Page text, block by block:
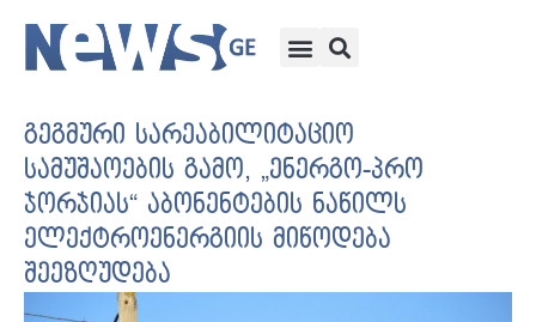
გეგმური სარეაბილიტაციო
სამუშაოების გამო, „ენერგო-პრო
ჯორჯიას“ აბონენტების ნაწილს
ელექტროენერგიის მიწოდება
შეეზღუდება